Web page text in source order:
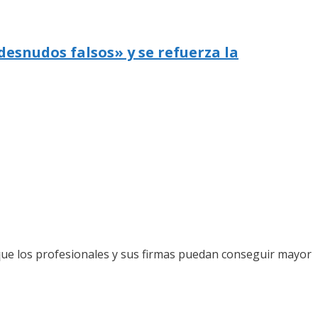
falsos» y se refuerza la
los profesionales y sus firmas puedan conseguir mayor